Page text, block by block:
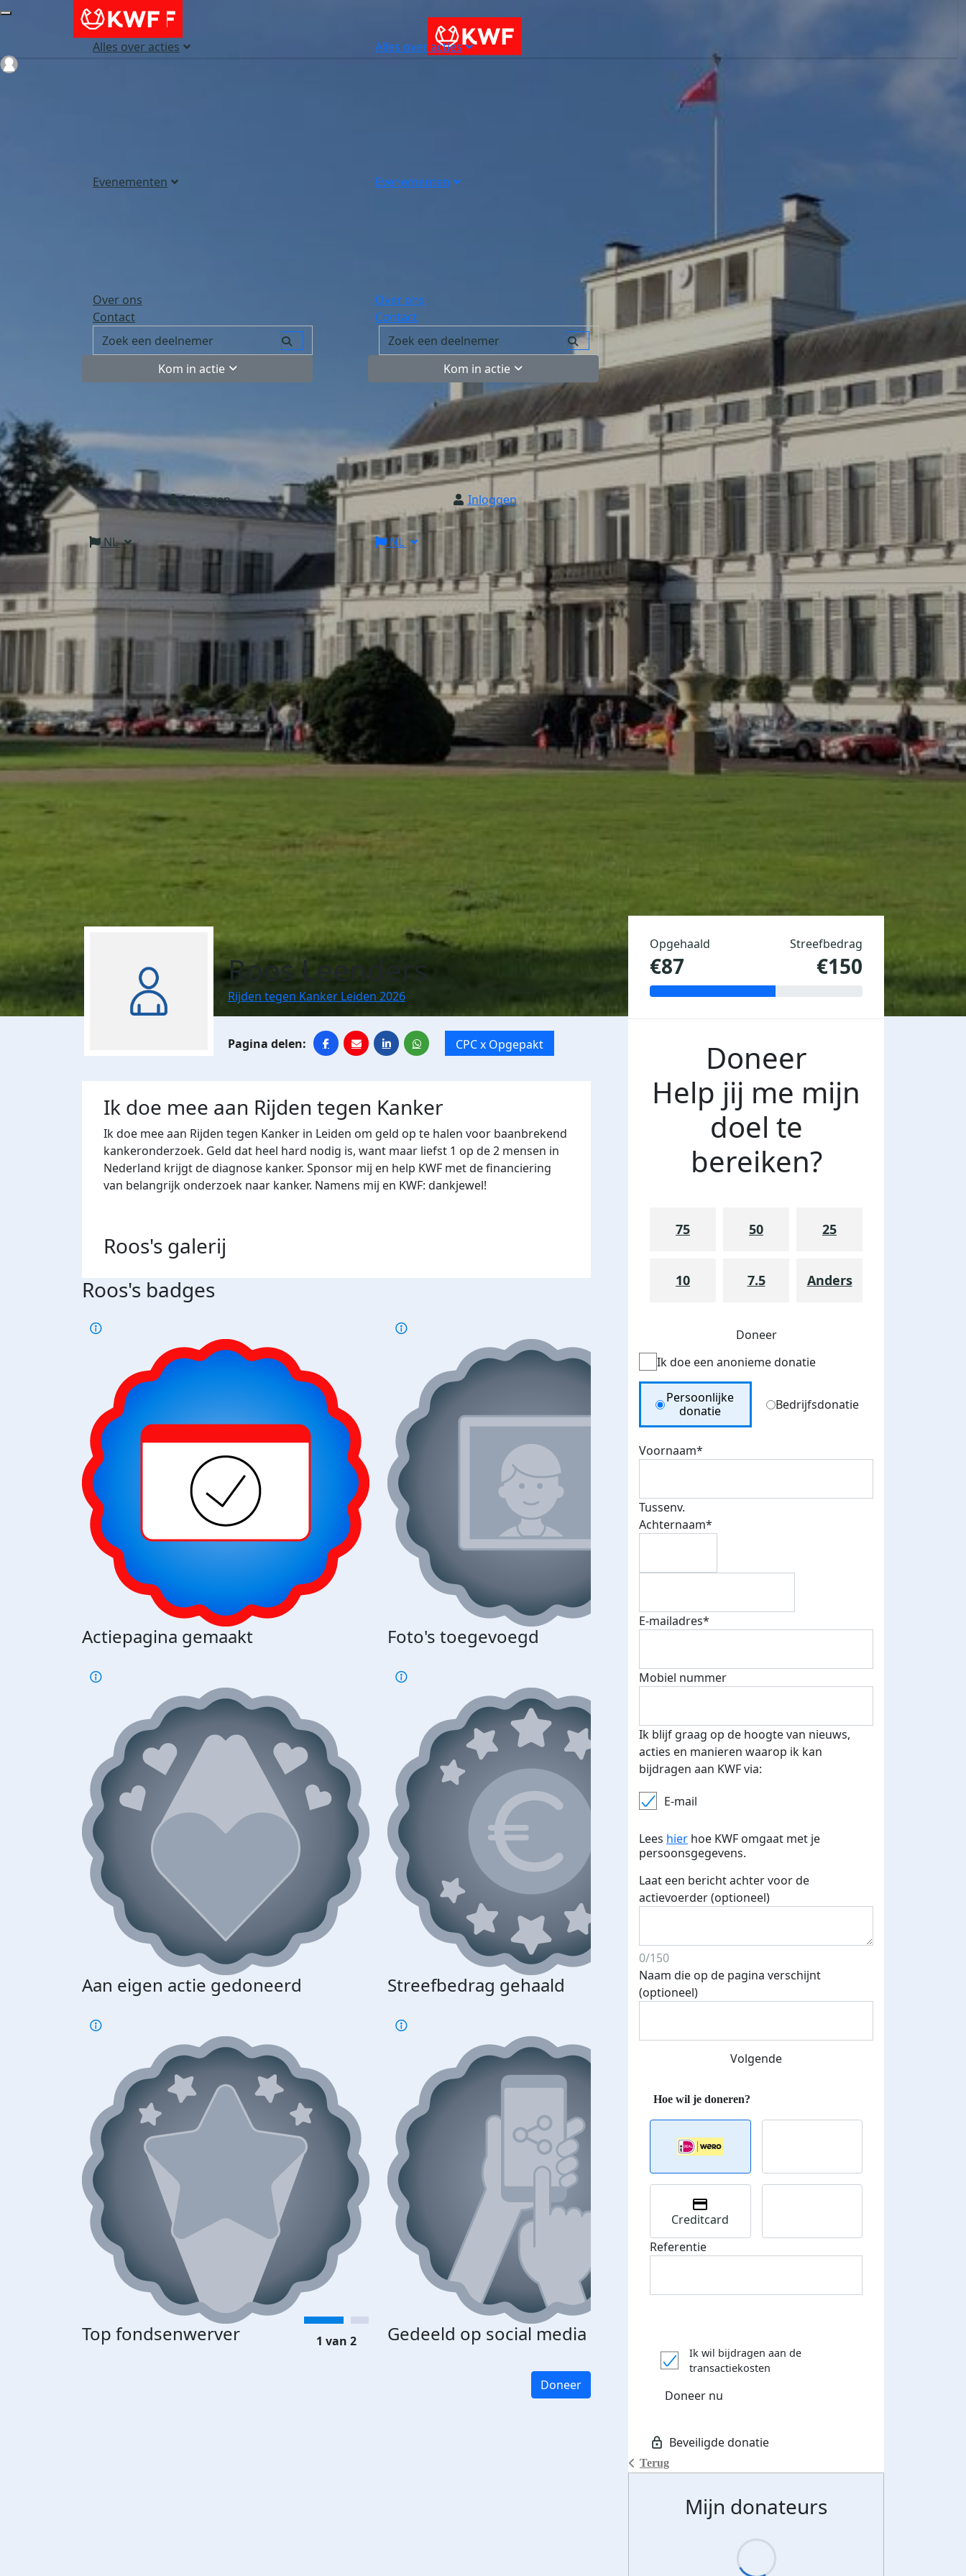
Alles over acties
Evenementen
Over ons
Contact
Kom in actie
Inloggen
NL
Alles over acties
Evenementen
Over ons
Contact
Kom in actie
Inloggen
NL
Roos Leenders
Rijden tegen Kanker Leiden 2026
CPC x Opgepakt
Ik doe mee aan Rijden tegen Kanker
Ik doe mee aan Rijden tegen Kanker in Leiden om geld op te halen voor baanbrekend
kankeronderzoek. Geld dat heel hard nodig is, want maar liefst 1 op de 2 mensen in
Nederland krijgt de diagnose kanker. Sponsor mij en help KWF met de financiering
van belangrijk onderzoek naar kanker. Namens mij en KWF: dankjewel!
Roos's galerij
Roos's badges
Actiepagina gemaakt Foto's toegevoegd E-mails verstuurd
Aan eigen actie gedoneerd Streefbedrag gehaald Streefbedrag verhoogd
Top fondsenwerver Gedeeld op social media
Top fondsenwerver
1 van 2
Doneer
Opgehaald
€87
Streefbedrag
€150
Doneer
Help jij me mijn
doel te
bereiken?
75 50 25
10 7.5 Anders
Doneer
Ik doe een anonieme donatie
Donation Type
Persoonlijke
donatie
Bedrijfsdonatie
Voornaam*
Tussenv.
Achternaam*
E-mailadres*
Mobiel nummer
Ik blijf graag op de hoogte van nieuws,
acties en manieren waarop ik kan
bijdragen aan KWF via:
E-mail
Lees hier hoe KWF omgaat met je
persoonsgegevens.
Laat een bericht achter voor de
actievoerder (optioneel)
0/150
Naam die op de pagina verschijnt
(optioneel)
Volgende
Terug
Creditcard
Referentie
Ik wil bijdragen aan de
transactiekosten
Doneer nu
Mijn donateurs